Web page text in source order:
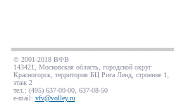
© 2001-2018 ВФВ
143421, Московская область, городской округ
Красногорск, территория БЦ Рига Ленд, строение 1,
этаж 2
тел.: (495) 637-00-00, 637-08-50
e-mail: vfv@volley.ru